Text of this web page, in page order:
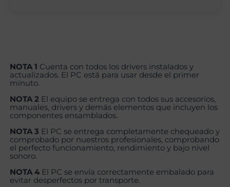
NOTA 1 Cuenta con todos los drivers instalados y
actualizados. El PC está para usar desde el primer
minuto.
NOTA 2 El equipo se entrega con todos sus accesorios,
manuales, drivers y demás elementos que incluyen los
componentes ensamblados.
NOTA 3 El PC se entrega completamente chequeado y
comprobado por nuestros profesionales, comprobando
el perfecto funcionamiento, rendimiento y bajo nivel
sonoro.
NOTA 4 El PC se envía correctamente embalado para
evitar desperfectos por transporte.